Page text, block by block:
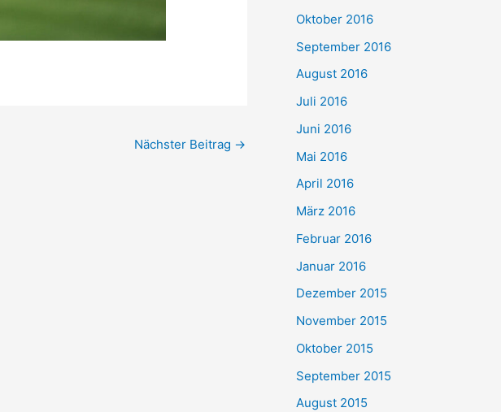
Nächster Beitrag →
Oktober 2016
September 2016
August 2016
Juli 2016
Juni 2016
Mai 2016
April 2016
März 2016
Februar 2016
Januar 2016
Dezember 2015
November 2015
Oktober 2015
September 2015
August 2015